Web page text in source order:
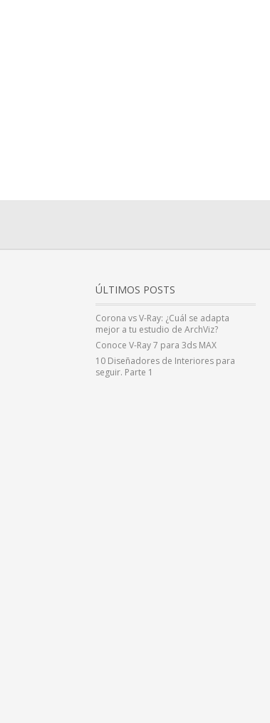
ÚLTIMOS POSTS
Corona vs V-Ray: ¿Cuál se adapta
mejor a tu estudio de ArchViz?
Conoce V-Ray 7 para 3ds MAX
10 Diseñadores de Interiores para
seguir. Parte 1